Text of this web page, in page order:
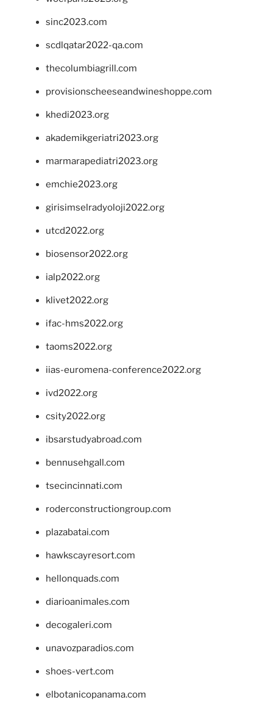
sinc2023.com
scdlqatar2022-qa.com
thecolumbiagrill.com
provisionscheeseandwineshoppe.com
khedi2023.org
akademikgeriatri2023.org
marmarapediatri2023.org
emchie2023.org
girisimselradyoloji2022.org
utcd2022.org
biosensor2022.org
ialp2022.org
klivet2022.org
ifac-hms2022.org
taoms2022.org
iias-euromena-conference2022.org
ivd2022.org
csity2022.org
ibsarstudyabroad.com
bennusehgall.com
tsecincinnati.com
roderconstructiongroup.com
plazabatai.com
hawkscayresort.com
hellonquads.com
diarioanimales.com
decogaleri.com
unavozparadios.com
shoes-vert.com
elbotanicopanama.com